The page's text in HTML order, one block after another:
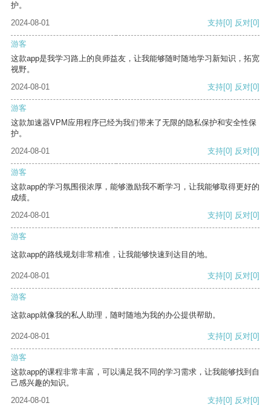
护。
2024-08-01
支持[0] 反对[0]
游客
这款app是我学习路上的良师益友，让我能够随时随地学习新知识，拓宽
视野。
2024-08-01
支持[0] 反对[0]
游客
这款加速器VPM应用程序已经为我们带来了无限的隐私保护和安全性保
护。
2024-08-01
支持[0] 反对[0]
游客
这款app的学习氛围很浓厚，能够激励我不断学习，让我能够取得更好的
成绩。
2024-08-01
支持[0] 反对[0]
游客
这款app的路线规划非常精准，让我能够快速到达目的地。
2024-08-01 支持[0] 反对[0]
游客
这款app就像我的私人助理，随时随地为我的办公提供帮助。
2024-08-01 支持[0] 反对[0]
游客
这款app的课程非常丰富，可以满足我不同的学习需求，让我能够找到自
己感兴趣的知识。
2024-08-01
支持[0] 反对[0]